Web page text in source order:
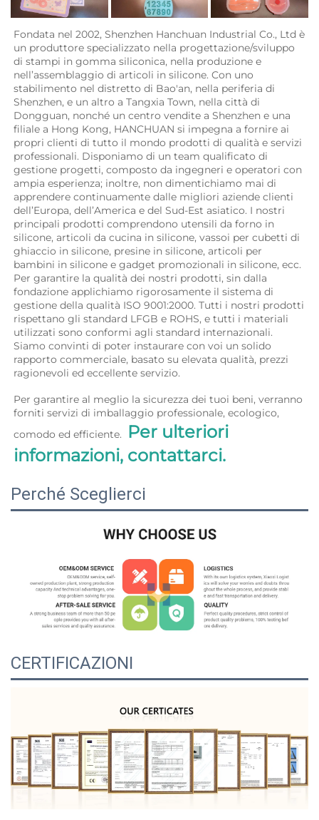
Fondata nel 2002, Shenzhen Hanchuan Industrial Co., Ltd è
un produttore specializzato nella progettazione/sviluppo
di stampi in gomma siliconica, nella produzione e
nell’assemblaggio di articoli in silicone. Con uno
stabilimento nel distretto di Bao'an, nella periferia di
Shenzhen, e un altro a Tangxia Town, nella città di
Dongguan, nonché un centro vendite a Shenzhen e una
filiale a Hong Kong, HANCHUAN si impegna a fornire ai
propri clienti di tutto il mondo prodotti di qualità e servizi
professionali. Disponiamo di un team qualificato di
gestione progetti, composto da ingegneri e operatori con
ampia esperienza; inoltre, non dimentichiamo mai di
apprendere continuamente dalle migliori aziende clienti
dell’Europa, dell’America e del Sud-Est asiatico. I nostri
principali prodotti comprendono utensili da forno in
silicone, articoli da cucina in silicone, vassoi per cubetti di
ghiaccio in silicone, presine in silicone, articoli per
bambini in silicone e gadget promozionali in silicone, ecc.
Per garantire la qualità dei nostri prodotti, sin dalla
fondazione applichiamo rigorosamente il sistema di
gestione della qualità ISO 9001:2000. Tutti i nostri prodotti
rispettano gli standard LFGB e ROHS, e tutti i materiali
utilizzati sono conformi agli standard internazionali.
Siamo convinti di poter instaurare con voi un solido
rapporto commerciale, basato su elevata qualità, prezzi
ragionevoli ed eccellente servizio.
Per garantire al meglio la sicurezza dei tuoi beni, verranno
forniti servizi di imballaggio professionale, ecologico,
comodo ed efficiente.
Per ulteriori
informazioni, contattarci.
Perché Sceglierci
CERTIFICAZIONI